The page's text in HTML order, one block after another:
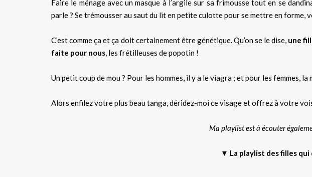
Faire le ménage avec un masque à l’argile sur sa frimousse tout en se
parle ? Se trémousser au saut du lit en petite culotte pour se mettre en forme,
C’est comme ça et ça doit certainement être génétique. Qu’on se le dise, une
faite pour nous, les frétilleuses de popotin !
Un petit coup de mou ? Pour les hommes, il y a le viagra ; et pour les femmes, la
Alors enfilez votre plus beau tanga, déridez-moi ce visage et offrez à votre
Ma playlist est à écouter
▼ La playlist des filles